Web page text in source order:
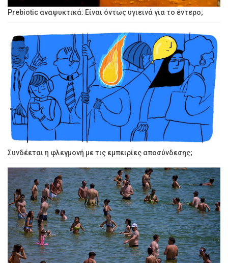
Prebiotic αναψυκτικά: Είναι όντως υγιεινά για το έντερο;
Συνδέεται η φλεγμονή με τις εμπειρίες αποσύνδεσης;